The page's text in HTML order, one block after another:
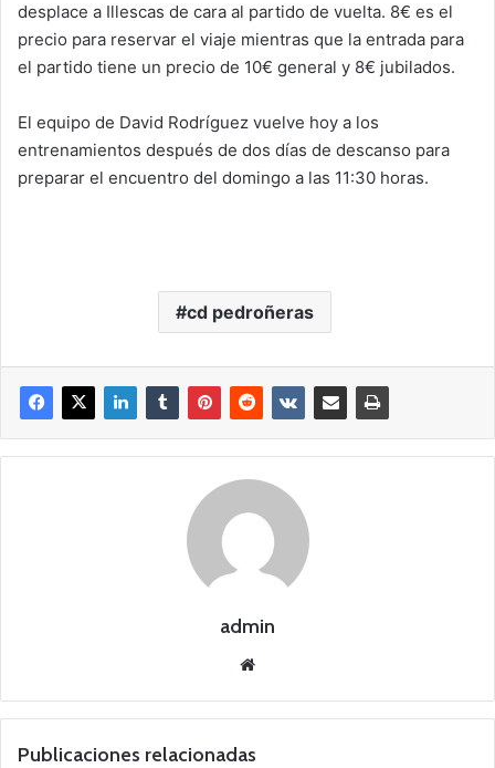
desplace a Illescas de cara al partido de vuelta. 8€ es el
precio para reservar el viaje mientras que la entrada para
el partido tiene un precio de 10€ general y 8€ jubilados.
El equipo de David Rodríguez vuelve hoy a los
entrenamientos después de dos días de descanso para
preparar el encuentro del domingo a las 11:30 horas.
cd pedroñeras
admin
we
Publicaciones relacionadas